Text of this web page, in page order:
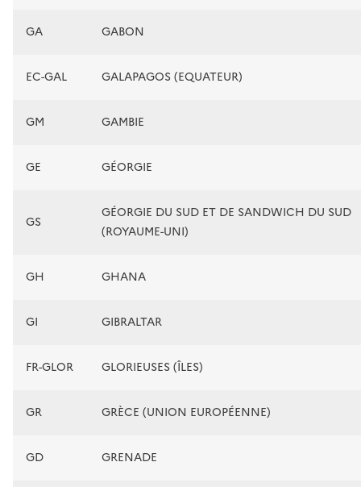
GA GABON
EC-GAL GALAPAGOS (EQUATEUR)
GM GAMBIE
GE GÉORGIE
GS
GÉORGIE DU SUD ET DE SANDWICH DU SUD
(ROYAUME-UNI)
GH GHANA
GI GIBRALTAR
FR-GLOR GLORIEUSES (ÎLES)
GR GRÈCE (UNION EUROPÉENNE)
GD GRENADE